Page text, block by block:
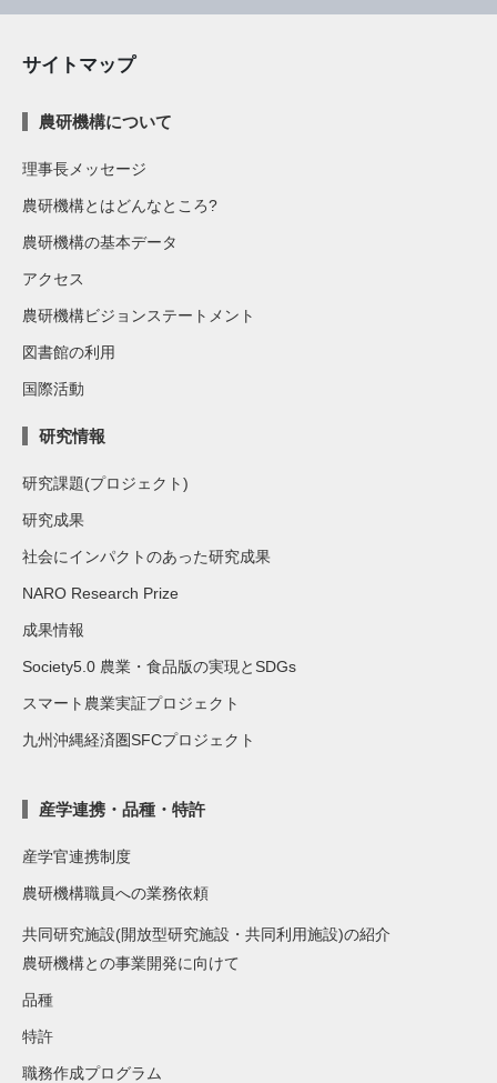
サイトマップ
農研機構について
理事長メッセージ
農研機構とはどんなところ?
農研機構の基本データ
アクセス
農研機構ビジョンステートメント
図書館の利用
国際活動
研究情報
研究課題(プロジェクト)
研究成果
社会にインパクトのあった研究成果
NARO Research Prize
成果情報
Society5.0 農業・食品版の実現とSDGs
スマート農業実証プロジェクト
九州沖縄経済圏SFCプロジェクト
産学連携・品種・特許
産学官連携制度
農研機構職員への業務依頼
共同研究施設(開放型研究施設・共同利用施設)の紹介
農研機構との事業開発に向けて
品種
特許
職務作成プログラム